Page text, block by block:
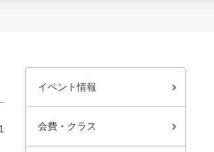
イベント情報
会費・クラス